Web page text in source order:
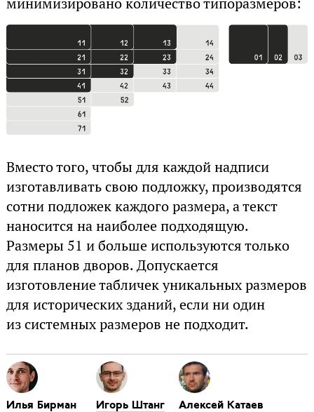
Вместо того, чтобы для каждой надписи
изготавливать свою подложку, производятся
сотни подложек каждого размера, а текст
наносится на наиболее подходящую.
Размеры 51 и больше используются только
для планов дворов. Допускается
изготовление табличек уникальных размеров
для исторических зданий, если ни один
из системных размеров не подходит.
Илья Бирман Игорь Штанг Алексей Катаев